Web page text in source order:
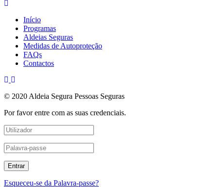
Início
Programas
Aldeias Seguras
Medidas de Autoproteção
FAQs
Contactos
© 2020 Aldeia Segura Pessoas Seguras
Por favor entre com as suas credenciais.
Esqueceu-se da Palavra-passe?